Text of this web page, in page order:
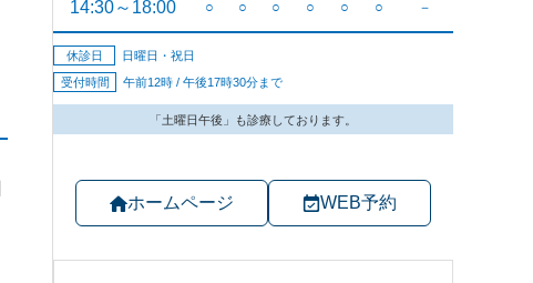
ホームページ WEB予約